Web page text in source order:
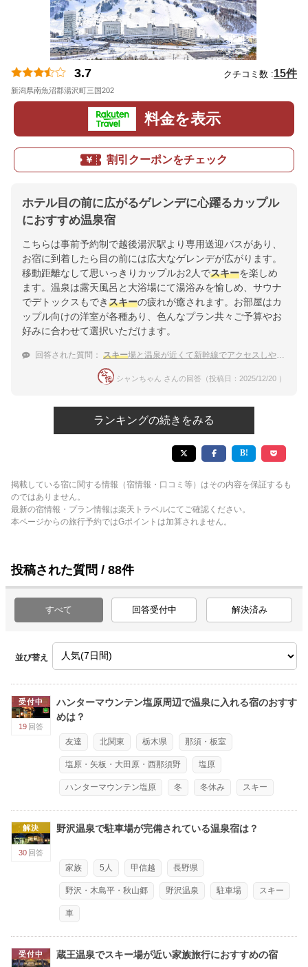
3.7 クチコミ数 :15件
新潟県南魚沼郡湯沢町三国202
料金を表示
割引クーポンをチェック
ホテル目の前に広がるゲレンデに心躍るカップル
におすすめ温泉宿
こちらは事前予約制で越後湯沢駅より専用送迎バスがあり、
お宿に到着したら目の前には広大なゲレンデが広がります。
移動距離なして思いっきりカップルお2人でスキーを楽しめ
ます。温泉は露天風呂と大浴場にて湯浴みを愉しめ、サウナ
でデトックスもできスキーの疲れが癒されます。お部屋はカ
ップル向けの洋室が各種あり、色んなプラン共々ご予算やお
好みに合わせて選択いただけます。
回答された質問： スキー場と温泉が近くて新幹線でアクセスしやすいおすすめの宿
シャンちゃん さんの回答（投稿日：2025/12/20 ）
ランキングの続きをみる
掲載している宿に関する情報（宿情報・口コミ等）はその内容を保証するも
のではありません。
最新の宿情報・プラン情報は楽天トラベルにてご確認ください。
本ページからの旅行予約ではGポイントは加算されません。
投稿された質問 / 88件
すべて 回答受付中 解決済み
並び替え
受付中
19 回答
ハンターマウンテン塩原周辺で温泉に入れる宿のおすす
めは？
友達 北関東 栃木県 那須・板室
塩原・矢板・大田原・西那須野 塩原
ハンターマウンテン塩原 冬 冬休み スキー
解決
30 回答
野沢温泉で駐車場が完備されている温泉宿は？
家族 5人 甲信越 長野県
野沢・木島平・秋山郷 野沢温泉 駐車場 スキー
車
受付中 蔵王温泉でスキー場が近い家族旅行におすすめの宿